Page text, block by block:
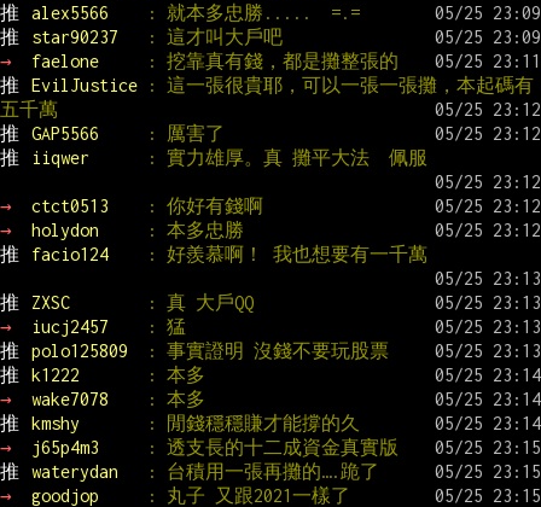
推
alex5566
: 就本多忠勝.....  =.=
推
star90237
: 這才叫大戶吧
→
faelone
: 挖靠真有錢，都是攤整張的
推
EvilJustice
: 這一張很貴耶，可以一張一張攤，本起碼有
五千萬
推
GAP5566
: 厲害了
推
iiqwer : 實力雄厚。真 攤平大法  佩服
→ ctct0513
: 你好有錢啊
→
holydon
: 本多忠勝
推
facio124 : 好羨慕啊！ 我也想要有一千萬
推 ZXSC
: 真 大戶QQ
→
iucj2457
: 猛
推
polo125809
: 事實證明 沒錢不要玩股票
推
k1222
: 本多
→
wake7078
: 本多
推
kmshy
: 閒錢穩穩賺才能撐的久
→
j65p4m3
: 透支長的十二成資金真實版
推
waterydan
: 台積用一張再攤的….跪了
→
goodjop
: 丸子 又跟2021一樣了